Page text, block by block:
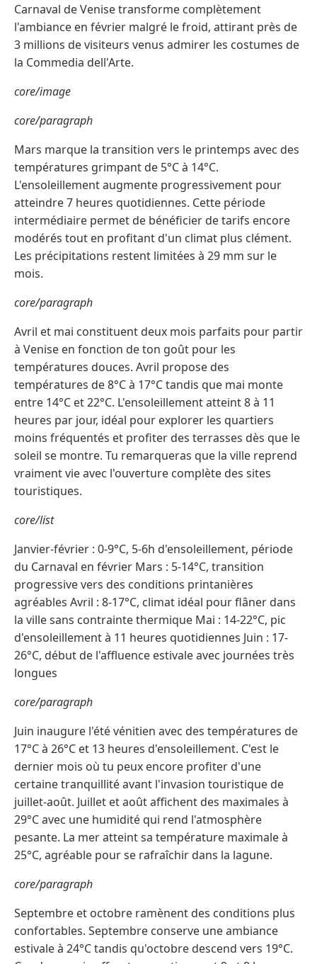
Carnaval de Venise transforme complètement
l'ambiance en février malgré le froid, attirant près de
3 millions de visiteurs venus admirer les costumes de
la Commedia dell'Arte.
core/image
core/paragraph
Mars marque la transition vers le printemps avec des
températures grimpant de 5°C à 14°C.
L'ensoleillement augmente progressivement pour
atteindre 7 heures quotidiennes. Cette période
intermédiaire permet de bénéficier de tarifs encore
modérés tout en profitant d'un climat plus clément.
Les précipitations restent limitées à 29 mm sur le
mois.
core/paragraph
Avril et mai constituent deux mois parfaits pour partir
à Venise en fonction de ton goût pour les
températures douces. Avril propose des
températures de 8°C à 17°C tandis que mai monte
entre 14°C et 22°C. L'ensoleillement atteint 8 à 11
heures par jour, idéal pour explorer les quartiers
moins fréquentés et profiter des terrasses dès que le
soleil se montre. Tu remarqueras que la ville reprend
vraiment vie avec l'ouverture complète des sites
touristiques.
core/list
Janvier-février : 0-9°C, 5-6h d'ensoleillement, période
du Carnaval en février Mars : 5-14°C, transition
progressive vers des conditions printanières
agréables Avril : 8-17°C, climat idéal pour flâner dans
la ville sans contrainte thermique Mai : 14-22°C, pic
d'ensoleillement à 11 heures quotidiennes Juin : 17-
26°C, début de l'affluence estivale avec journées très
longues
core/paragraph
Juin inaugure l'été vénitien avec des températures de
17°C à 26°C et 13 heures d'ensoleillement. C'est le
dernier mois où tu peux encore profiter d'une
certaine tranquillité avant l'invasion touristique de
juillet-août. Juillet et août affichent des maximales à
29°C avec une humidité qui rend l'atmosphère
pesante. La mer atteint sa température maximale à
25°C, agréable pour se rafraîchir dans la lagune.
core/paragraph
Septembre et octobre ramènent des conditions plus
confortables. Septembre conserve une ambiance
estivale à 24°C tandis qu'octobre descend vers 19°C.